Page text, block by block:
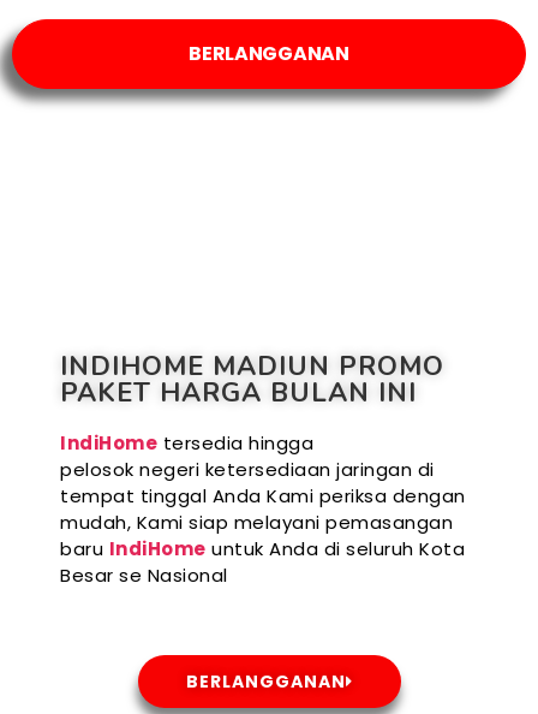
BERLANGGANAN
INDIHOME MADIUN PROMO
PAKET HARGA BULAN INI
IndiHome tersedia hingga
pelosok negeri ketersediaan jaringan di
tempat tinggal Anda Kami periksa dengan
mudah, Kami siap melayani pemasangan
baru IndiHome untuk Anda di seluruh Kota
Besar se Nasional
BERLANGGANAN